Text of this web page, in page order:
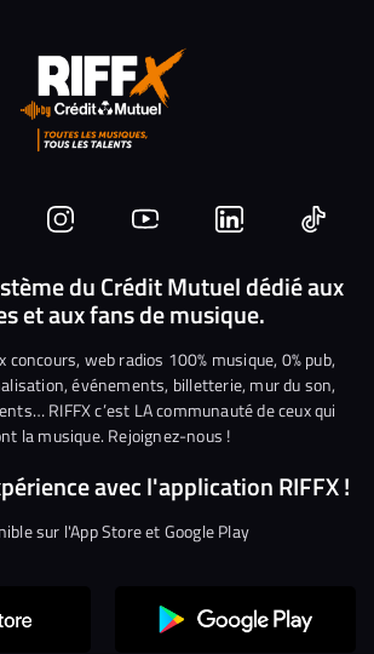
Nous
rejoindre
sur
Instagram
Nous
rejoindre
sur
YouTube
Nous
rejoindre
sur
Linkedin
Nous
du Crédit Mutuel dédié aux
et aux fans de musique.
web radios 100% musique, 0% pub,
événements, billetterie, mur du son,
RIFFX c’est LA communauté de ceux qui
la musique. Rejoignez-nous !
avec l'application RIFFX !
sur l'App Store et Google Play